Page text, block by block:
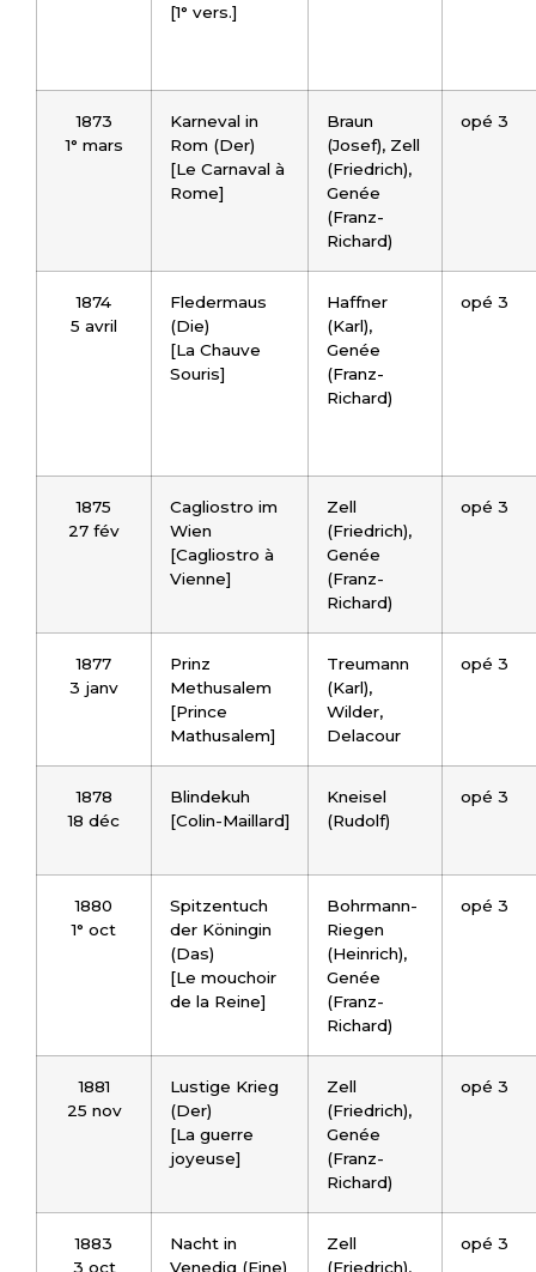
[1° vers.]
1873
1° mars
Karneval in
Rom (Der)
[Le Carnaval à
Rome]
Braun
(Josef), Zell
(Friedrich),
Genée
(Franz-
Richard)
opé 3
1874
5 avril
Fledermaus
(Die)
[La Chauve
Souris]
Haffner
(Karl),
Genée
(Franz-
Richard)
opé 3
1875
27 fév
Cagliostro im
Wien
[Cagliostro à
Vienne]
Zell
(Friedrich),
Genée
(Franz-
Richard)
opé 3
1877
3 janv
Prinz
Methusalem
[Prince
Mathusalem]
Treumann
(Karl),
Wilder,
Delacour
opé 3
1878
18 déc
Blindekuh
[Colin-Maillard]
Kneisel
(Rudolf)
opé 3
1880
1° oct
Spitzentuch
der Köningin
(Das)
[Le mouchoir
de la Reine]
Bohrmann-
Riegen
(Heinrich),
Genée
(Franz-
Richard)
opé 3
1881
25 nov
Lustige Krieg
(Der)
[La guerre
joyeuse]
Zell
(Friedrich),
Genée
(Franz-
Richard)
opé 3
1883
3 oct
Nacht in
Venedig (Eine)
Zell
(Friedrich),
opé 3